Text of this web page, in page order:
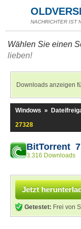
NACHRICHTER IST
Wählen Sie einen
lieben!
Downloads anzeigen
Windows »
27328
BitTorrent
3.316 Downloads
Jetzt
Getestet: Frei von